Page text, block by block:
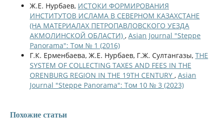
Ж.Е. Нурбаев, ИСТОКИ ФОРМИРОВАНИЯ
ИНСТИТУТОВ ИСЛАМА В СЕВЕРНОМ КАЗАХСТАНЕ
(НА МАТЕРИАЛАХ ПЕТРОПАВЛОВСКОГО УЕЗДА
АКМОЛИНСКОЙ ОБЛАСТИ) , Asian Journal "Steppe
Panorama": Том № 1 (2016)
Г.К. Ерменбаева, Ж.Е. Нурбаев, Г.Ж. Султангазы, THE
SYSTEM OF COLLECTING TAXES AND FEES IN THE
ORENBURG REGION IN THE 19TH CENTURY , Asian
Journal "Steppe Panorama": Том 10 № 3 (2023)
Похожие статьи